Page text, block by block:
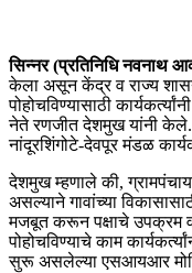
सिन्नर (प्रतिनिधि नवनाथ
केला असून केंद्र व राज्य
पोहोचविण्यासाठी
नेते रणजीत देशमुख यांनी केले.
नांदूरशिंगोटे-देवपूर मंडळ
देशमुख म्हणाले की,
असल्याने गावांच्या
मजबूत करून पक्षाचे उपक्रम व
पोहोचविण्याचे काम
सुरू असलेल्या एसआयआर